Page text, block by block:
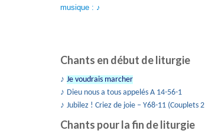
musique : ♪
Chants en début de liturgie
♪ Je voudrais marcher
♪ Dieu nous a tous appelés A 14-56-1
♪ Jubilez ! Criez de joie – Y68-11 (Couplets
Chants pour la fin de liturgie